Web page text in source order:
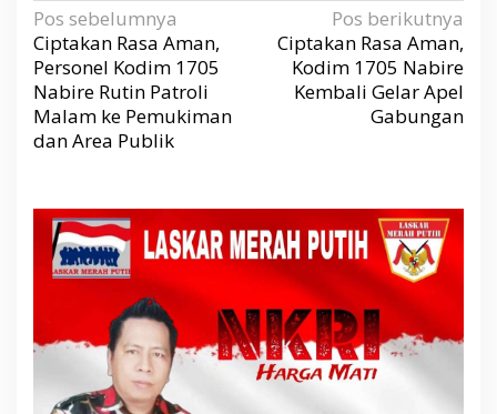
N
a
v
i
g
a
s
i
p
o
s
Pos sebelumnya
Ciptakan Rasa Aman,
Personel Kodim 1705
Nabire Rutin Patroli
Malam ke Pemukiman
dan Area Publik
Pos berikutnya
Ciptakan Rasa Aman,
Kodim 1705 Nabire
Kembali Gelar Apel
Gabungan